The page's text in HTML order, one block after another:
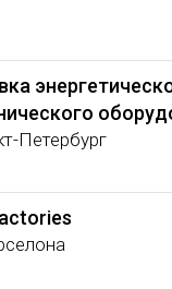
Петербург